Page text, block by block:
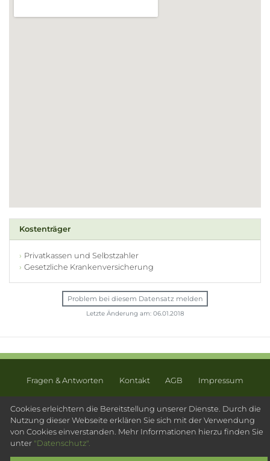
Kostenträger
Privatkassen und Selbstzahler
Gesetzliche Krankenversicherung
Problem bei diesem Datensatz melden
Letzte Änderung am: 06.01.2018
Fragen & Antworten Kontakt AGB Impressum
Datenschutz Sitemap
© 2003 - 2026 Psychotherapeutensuche.de - PsyOS GmbH
Cookies erleichtern die Bereitstellung unserer Dienste. Durch die
Nutzung dieser Webseite erklären Sie sich mit der Verwendung
von Cookies einverstanden. Mehr Informationen hierzu finden Sie
unter "Datenschutz".